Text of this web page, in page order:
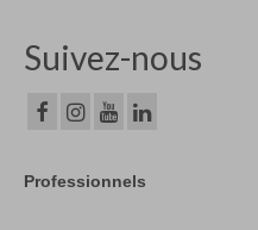
Suivez-nous
Professionnels